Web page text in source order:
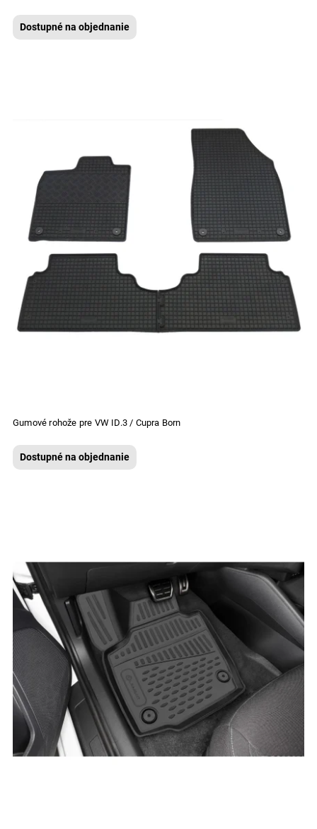
Dostupné na objednanie
Gumové rohože pre VW ID.3 / Cupra Born
Dostupné na objednanie